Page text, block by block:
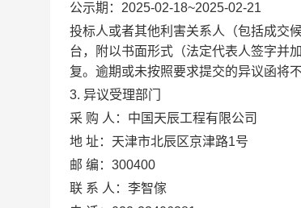
公示期：2025-02-18~2025-02-21
投标人或者其他利害关系人（包括成交
台，附以书面形式（法定代表人签字并
复。逾期或未按照要求提交的异议函将
3. 异议受理部门
采 购 人：中国天辰工程有限公司
地 址：天津市北辰区京津路1号
邮 编：300400
联 系 人：李智傢